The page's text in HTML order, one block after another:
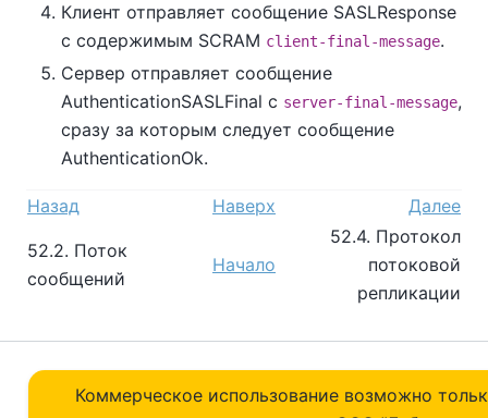
Клиент отправляет сообщение SASLResponse
с содержимым SCRAM client-final-message.
Сервер отправляет сообщение
AuthenticationSASLFinal с server-final-message,
сразу за которым следует сообщение
AuthenticationOk.
Назад Наверх Далее
52.2. Поток
сообщений
Начало
52.4. Протокол
потоковой
репликации
Коммерческое использование возможно